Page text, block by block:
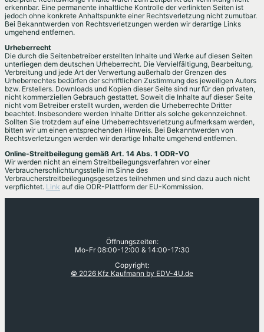
erkennbar. Eine permanente inhaltliche Kontrolle der verlinkten Seiten ist
jedoch ohne konkrete Anhaltspunkte einer Rechtsverletzung nicht zumutbar.
Bei Bekanntwerden von Rechtsverletzungen werden wir derartige Links
umgehend entfernen.
Urheberrecht
Die durch die Seitenbetreiber erstellten Inhalte und Werke auf diesen Seiten
unterliegen dem deutschen Urheberrecht. Die Vervielfältigung, Bearbeitung,
Verbreitung und jede Art der Verwertung außerhalb der Grenzen des
Urheberrechtes bedürfen der schriftlichen Zustimmung des jeweiligen Autors
bzw. Erstellers. Downloads und Kopien dieser Seite sind nur für den privaten,
nicht kommerziellen Gebrauch gestattet. Soweit die Inhalte auf dieser Seite
nicht vom Betreiber erstellt wurden, werden die Urheberrechte Dritter
beachtet. Insbesondere werden Inhalte Dritter als solche gekennzeichnet.
Sollten Sie trotzdem auf eine Urheberrechtsverletzung aufmerksam werden,
bitten wir um einen entsprechenden Hinweis. Bei Bekanntwerden von
Rechtsverletzungen werden wir derartige Inhalte umgehend entfernen.
Online-Streitbeilegung gemäß Art. 14 Abs. 1 ODR-VO
Wir werden nicht an einem Streitbeilegungsverfahren vor einer
Verbraucherschlichtungsstelle im Sinne des
Verbraucherstreitbeilegungsgesetzes teilnehmen und sind dazu auch nicht
verpflichtet. Link auf die ODR-Plattform der EU-Kommission.
Öffnungszeiten:
Mo-Fr 08:00-12:00 & 14:00-17:30
Copyright:
© 2026 Kfz Kaufmann by EDV-4U.de